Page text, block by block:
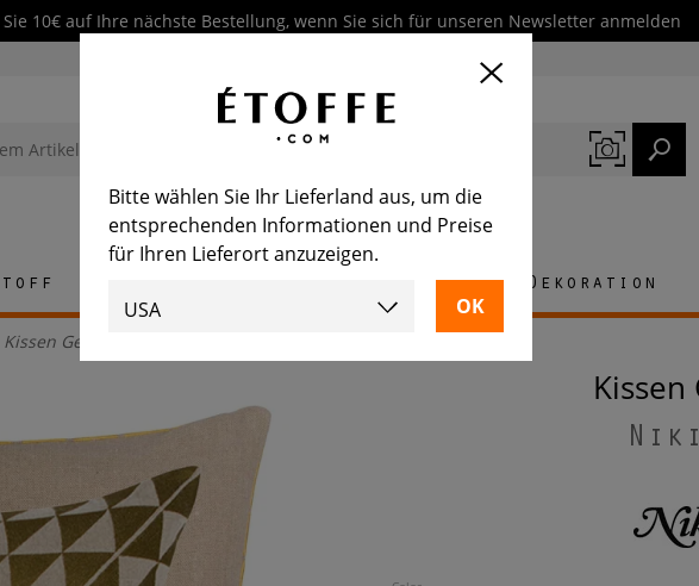
10€ auf Ihre nächste Bestellung, wenn Sie sich für unseren Newsletter anmelden
Möbel Dekoration
Kissen Geocentric
Bitte wählen Sie Ihr Lieferland aus, um die
entsprechenden Informationen und Preise
für Ihren Lieferort anzuzeigen.